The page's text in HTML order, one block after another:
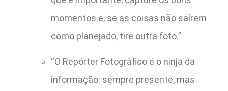
momentos e, se as coisas não saírem
como planejado, tire outra foto.”
“O Repórter Fotográfico é o ninja da
informação: sempre presente, mas